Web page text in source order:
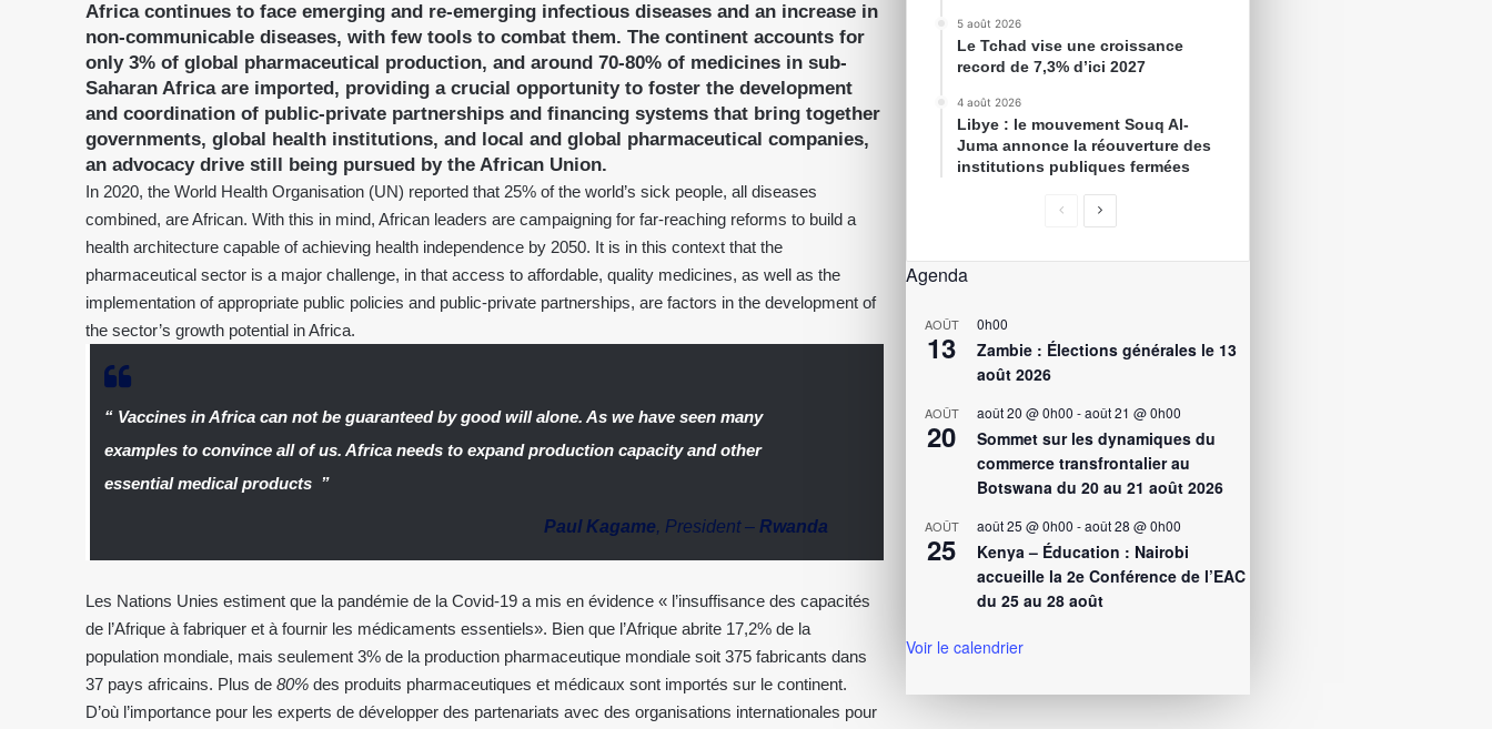
Africa continues to face emerging and re-emerging infectious diseases and an increase in
non-communicable diseases, with few tools to combat them. The continent accounts for
only 3% of global pharmaceutical production, and around 70-80% of medicines in sub-
Saharan Africa are imported, providing a crucial opportunity to foster the development
and coordination of public-private partnerships and financing systems that bring together
governments, global health institutions, and local and global pharmaceutical companies,
an advocacy drive still being pursued by the African Union.
In 2020, the World Health Organisation (UN) reported that 25% of the world’s sick people, all diseases
combined, are African. With this in mind, African leaders are campaigning for far-reaching reforms to build a
health architecture capable of achieving health independence by 2050. It is in this context that the
pharmaceutical sector is a major challenge, in that access to affordable, quality medicines, as well as the
implementation of appropriate public policies and public-private partnerships, are factors in the development of
the sector’s growth potential in Africa.
“ Vaccines in Africa can not be guaranteed by good will alone. As we have seen many
examples to convince all of us. Africa needs to expand production capacity and other
essential medical products ”
Paul Kagame, President – Rwanda
Les Nations Unies estiment que la pandémie de la Covid-19 a mis en évidence « l’insuffisance des capacités
de l’Afrique à fabriquer et à fournir les médicaments essentiels». Bien que l’Afrique abrite 17,2% de la
population mondiale, mais seulement 3% de la production pharmaceutique mondiale soit 375 fabricants dans
37 pays africains. Plus de 80%des produits pharmaceutiques et médicaux sont importés sur le continent.
D’où l’importance pour les experts de développer des partenariats avec des organisations internationales pour
5 août 2026
Le Tchad vise une croissance
record de 7,3% d’ici 2027
4 août 2026
Libye : le mouvement Souq Al-
Juma annonce la réouverture des
institutions publiques fermées
Agenda
AOÛT
13
0h00
Zambie : Élections générales le 13
août 2026
AOÛT
20
août 20 @ 0h00 -août 21 @ 0h00
Sommet sur les dynamiques du
commerce transfrontalier au
Botswana du 20 au 21 août 2026
AOÛT
25
août 25 @ 0h00 -août 28 @ 0h00
Kenya – Éducation : Nairobi
accueille la 2e Conférence de l’EAC
du 25 au 28 août
Voir le calendrier